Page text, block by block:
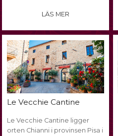
LÄS MER
Le Vecchie Cantine
Le Vecchie Cantine ligger
orten Chianni i provinsen Pisa i